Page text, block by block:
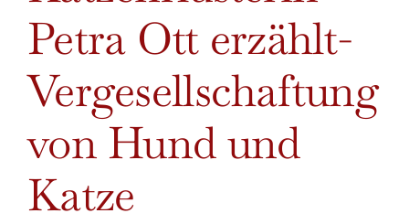
Petra Ott erzählt-
Vergesellschaftung
von Hund und
Katze